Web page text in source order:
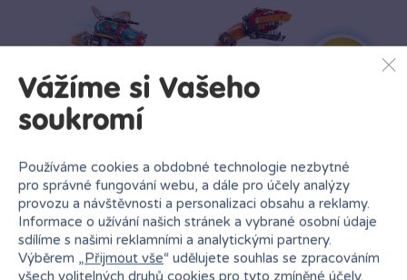
Parádní dinosauří stavebnice LEGO® DREAMZzz™
Roztočte dětskou představivost na plné obrátky s úžasnou
vesmírnou dinosauří hračkou, kterou si můžete sestavit hned 2
způsoby.
Vážíme si Vašeho
soukromí
Používáme cookies a obdobné technologie nezbytné
pro správné fungování webu, a dále pro účely analýzy
provozu a návštěvnosti a personalizaci obsahu a reklamy.
Informace o užívání našich stránek a vybrané osobní údaje
sdílíme s našimi reklamními a analytickými partnery.
Výběrem „Přijmout vše“ udělujete souhlas se zpracováním
všech volitelných druhů cookies pro tyto zmíněné účely.